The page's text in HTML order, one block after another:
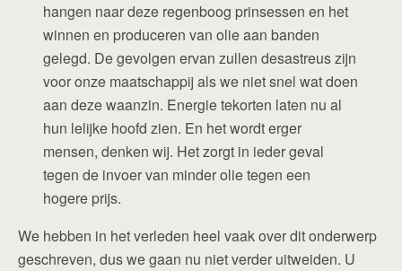
hangen naar deze regenboog prinsessen en het
winnen en produceren van olie aan banden
gelegd. De gevolgen ervan zullen desastreus zijn
voor onze maatschappij als we niet snel wat doen
aan deze waanzin. Energie tekorten laten nu al
hun lelijke hoofd zien. En het wordt erger
mensen, denken wij. Het zorgt in ieder geval
tegen de invoer van minder olie tegen een
hogere prijs.
We hebben in het verleden heel vaak over dit onderwerp
geschreven, dus we gaan nu niet verder uitweiden. U